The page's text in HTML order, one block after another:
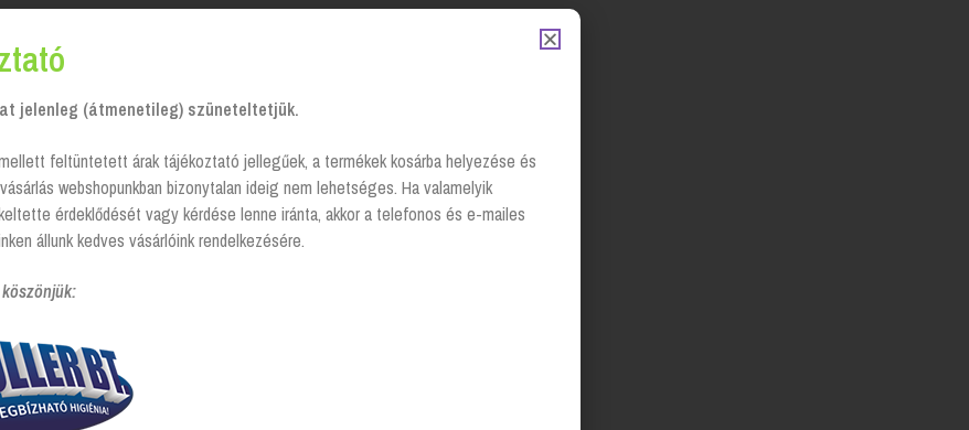
jelenleg (átmenetileg) szüneteltetjük.
feltüntetett árak tájékoztató jellegűek, a termékek kosárba helyezése és
webshopunkban bizonytalan ideig nem lehetséges. Ha valamelyik
érdeklődését vagy kérdése lenne iránta, akkor a telefonos és e-mailes
állunk kedves vásárlóink rendelkezésére.